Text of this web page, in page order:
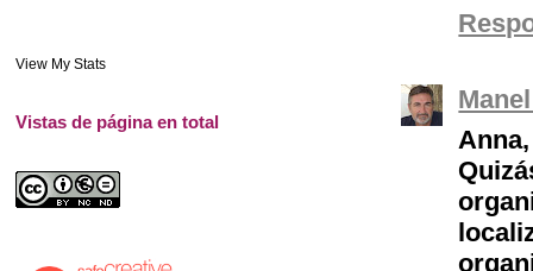
View My Stats
Vistas de página en total